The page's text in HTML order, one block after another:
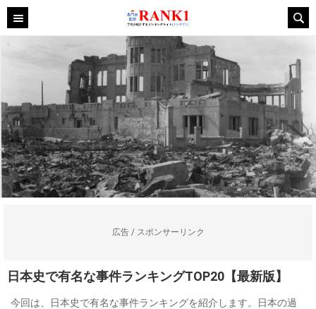
広告 / スポンサーリンク
日本史で有名な事件ランキングTOP20【最新版】
今回は、日本史で有名な事件ランキングを紹介します。日本の過